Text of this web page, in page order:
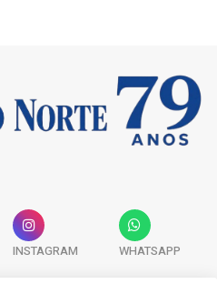
INSTAGRAM WHATSAPP